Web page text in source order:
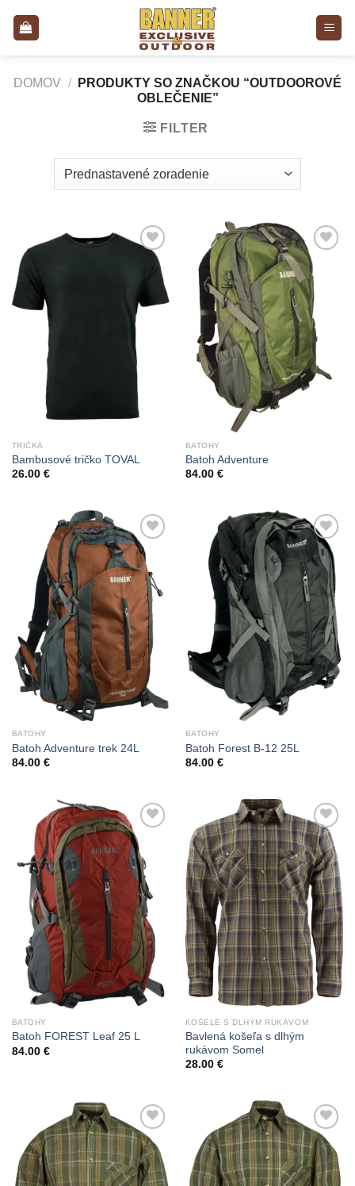
DOMOV /
PRODUKTY SO ZNAČKOU “OUTDOOROVÉ
OBLEČENIE”
FILTER
Add to
Wishlist
TRIČKÁ
Bambusové tričko TOVAL
26.00 €
Add to
Wishlist
BATOHY
Batoh Adventure
84.00 €
Add to
Wishlist
BATOHY
Batoh Adventure trek 24L
84.00 €
Add to
Wishlist
BATOHY
Batoh Forest B-12 25L
84.00 €
Add to
Wishlist
BATOHY
Batoh FOREST Leaf 25 L
84.00 €
Add to
Wishlist
KOŠELE S DLHÝM RUKÁVOM
Bavlená košeľa s dlhým
rukávom Somel
28.00 €
Add to
Wishlist
Add to
Wishlist